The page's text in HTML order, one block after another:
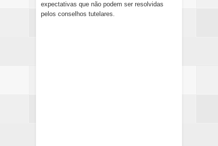
expectativas que não podem ser resolvidas
pelos conselhos tutelares.